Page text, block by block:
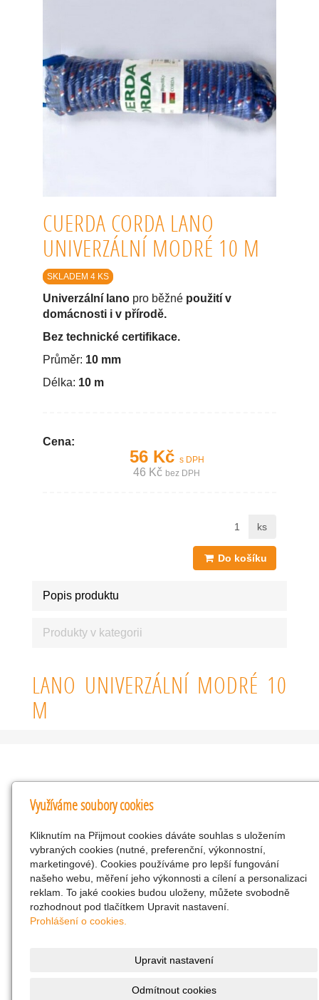
CUERDA CORDA LANO
UNIVERZÁLNÍ MODRÉ 10 M
SKLADEM 4 KS
Univerzální lano pro běžné použití v
domácnosti i v přírodě.
Bez technické certifikace.
Průměr: 10 mm
Délka: 10 m
Cena:
56 Kč s DPH
46 Kč bez DPH
ks
Do košíku
Popis produktu
Produkty v kategorii
LANO UNIVERZÁLNÍ MODRÉ 10
M
Kontakty
KNK obchodní společnost s r.o.
Komenského 127, Žacléř, 542 01 Číslo účtu:
286293602/0300
25298518
CZ25298518
info@drogerienacestach.cz
Využíváme soubory cookies
Kliknutím na Přijmout cookies dáváte souhlas s uložením
vybraných cookies (nutné, preferenční, výkonnostní,
marketingové). Cookies používáme pro lepší fungování
našeho webu, měření jeho výkonnosti a cílení a personalizaci
reklam. To jaké cookies budou uloženy, můžete svobodně
rozhodnout pod tlačítkem Upravit nastavení.
Prohlášení o cookies.
Upravit nastavení
Odmítnout cookies